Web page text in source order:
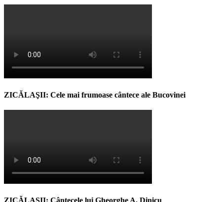
ZICĂLAŞII: Cele mai frumoase cântece ale Bucovinei